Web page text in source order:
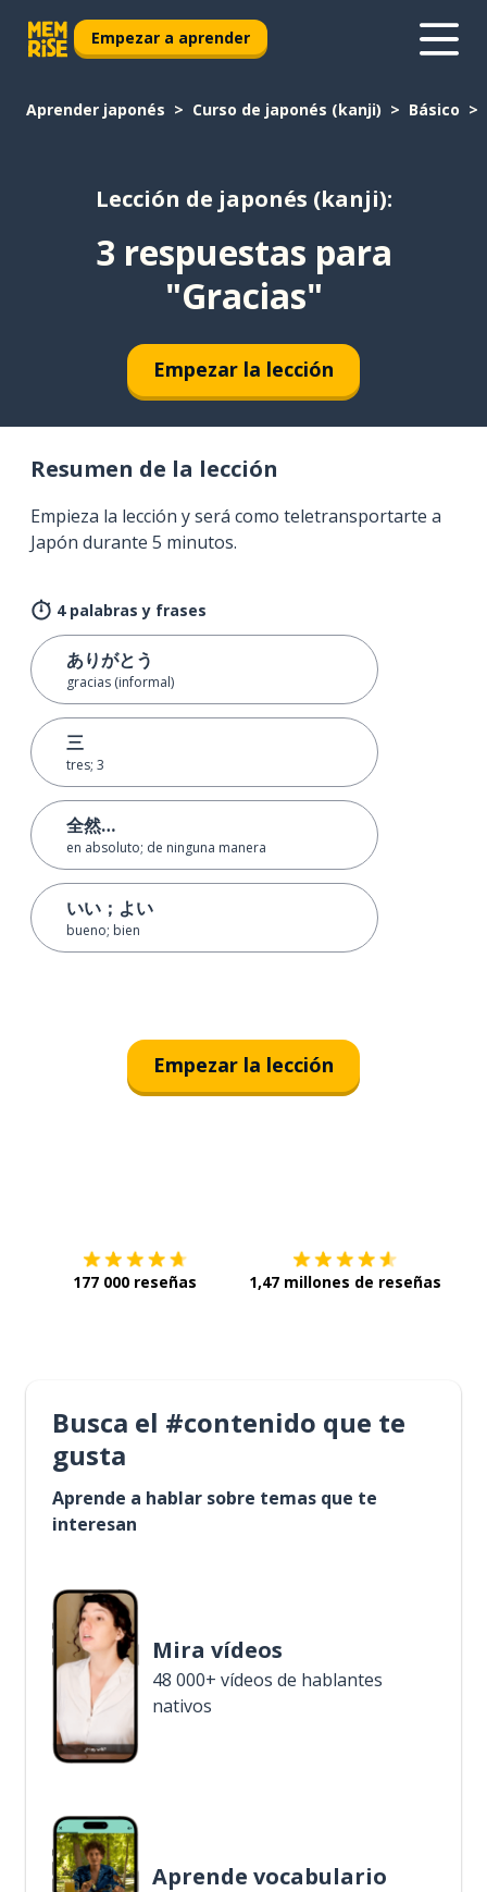
Empezar a aprender
Aprender japonés Curso de japonés (kanji) Básico
Lección de japonés (kanji):
3 respuestas para
"Gracias"
Empezar la lección
Resumen de la lección
Empieza la lección y será como teletransportarte a
Japón durante 5 minutos.
4 palabras y frases
ありがとう
gracias (informal)
三
tres; 3
全然…
en absoluto; de ninguna manera
いい；よい
bueno; bien
Empezar la lección
177 000 reseñas 1,47 millones de reseñas
Busca el #contenido que te
gusta
Aprende a hablar sobre temas que te
interesan
Mira vídeos
48 000+ vídeos de hablantes
nativos
Aprende vocabulario